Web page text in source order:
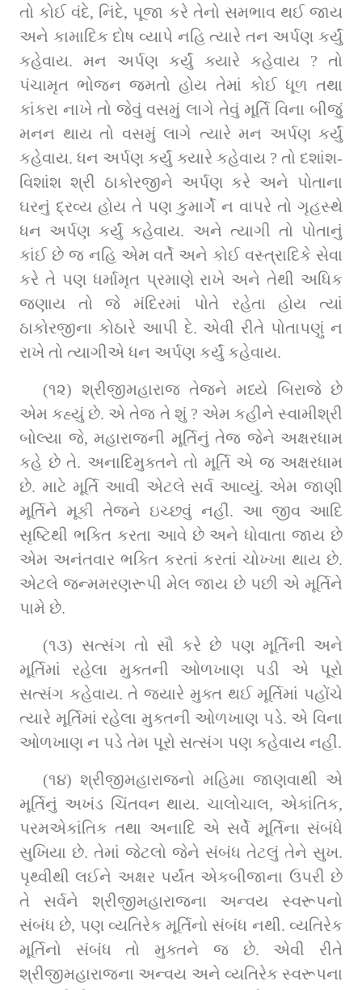
તો કોઈ વંદે, નિંદે, પૂજા કરે તેનો સમભાવ થઈ જાય
અને કામાદિક દોષ વ્યાપે નહિ ત્યારે તન અર્પણ કર્યું
કહેવાય. મન અર્પણ કર્યું ક્યારે કહેવાય ? તો
પંચામૃત ભોજન જમતો હોય તેમાં કોઈ ધૂળ તથા
કાંકરા નાખે તો જેવું વસમું લાગે તેવું મૂર્તિ વિના બીજું
મનન થાય તો વસમું લાગે ત્યારે મન અર્પણ કર્યું
કહેવાય. ધન અર્પણ કર્યું ક્યારે કહેવાય ? તો દશાંશ-
વિશાંશ શ્રી ઠાકોરજીને અર્પણ કરે અને પોતાના
ઘરનું દ્રવ્ય હોય તે પણ કુમાર્ગે ન વાપરે તો ગૃહસ્થે
ધન અર્પણ કર્યું કહેવાય. અને ત્યાગી તો પોતાનું
કાંઈ છે જ નહિ એમ વર્તે અને કોઈ વસ્ત્રાદિકે સેવા
કરે તે પણ ધર્મામૃત પ્રમાણે રાખે અને તેથી અધિક
જણાય તો જે મંદિરમાં પોતે રહેતા હોય ત્યાં
ઠાકોરજીના કોઠારે આપી દે. એવી રીતે પોતાપણું ન
રાખે તો ત્યાગીએ ધન અર્પણ કર્યું કહેવાય.
(૧૨) શ્રીજીમહારાજ તેજને મધ્યે બિરાજે છે
એમ કહ્યું છે. એ તેજ તે શું ? એમ કહીને સ્વામીશ્રી
બોલ્યા જે, મહારાજની મૂર્તિનું તેજ જેને અક્ષરધામ
કહે છે તે. અનાદિમુક્તને તો મૂર્તિ એ જ અક્ષરધામ
છે. માટે મૂર્તિ આવી એટલે સર્વ આવ્યું. એમ જાણી
મૂર્તિને મૂકી તેજને ઇચ્છવું નહીં. આ જીવ આદિ
સૃષ્ટિથી ભક્તિ કરતા આવે છે અને ધોવાતા જાય છે
એમ અનંતવાર ભક્તિ કરતાં કરતાં ચોખ્ખા થાય છે.
એટલે જન્મમરણરૂપી મેલ જાય છે પછી એ મૂર્તિને
પામે છે.
(૧૩) સત્સંગ તો સૌ કરે છે પણ મૂર્તિની અને
મૂર્તિમાં રહેલા મુક્તની ઓળખાણ પડી એ પૂરો
સત્સંગ કહેવાય. તે જ્યારે મુક્ત થઈ મૂર્તિમાં પહોંચે
ત્યારે મૂર્તિમાં રહેલા મુક્તની ઓળખાણ પડે. એ વિના
ઓળખાણ ન પડે તેમ પૂરો સત્સંગ પણ કહેવાય નહીં.
(૧૪) શ્રીજીમહારાજનો મહિમા જાણવાથી એ
મૂર્તિનું અખંડ ચિંતવન થાય. ચાલોચાલ, એકાંતિક,
પરમએકાંતિક તથા અનાદિ એ સર્વે મૂર્તિના સંબંધે
સુખિયા છે. તેમાં જેટલો જેને સંબંધ તેટલું તેને સુખ.
પૃથ્વીથી લઈને અક્ષર પર્યંત એકબીજાના ઉપરી છે
તે સર્વને શ્રીજીમહારાજના અન્વય સ્વરૂપનો
સંબંધ છે, પણ વ્યતિરેક મૂર્તિનો સંબંધ નથી. વ્યતિરેક
મૂર્તિનો સંબંધ તો મુક્તને જ છે. એવી રીતે
શ્રીજીમહારાજના અન્વય અને વ્યતિરેક સ્વરૂપના